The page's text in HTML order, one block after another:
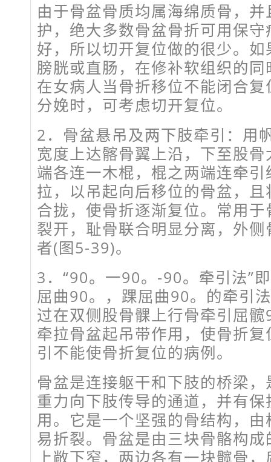
由于骨盆骨质均属海绵质骨，
护，绝大多数骨盆骨折可用保
好，所以切开复位做的很少。
膀胱或直肠，在修补软组织的
在女病人当骨折移位不能闭合
分娩时，可考虑切开复位。
2．骨盆悬吊及两下肢牵引：用
宽度上达髂骨翼上沿，下至股
端各连一木棍，棍之两端连牵
拉，以吊起向后移位的骨盆，
合拢，使骨折逐渐复位。常用
裂开，耻骨联合明显分离，外
者(图5-39)。
3．“90。一90。-90。牵引法”
屈曲90。，踝屈曲90。的牵引
过在双侧股骨髁上行骨牵引屈
牵拉骨盆起吊带作用，使骨折
引不能使骨折复位的病例。
骨盆是连接躯干和下肢的桥梁
重力向下肢传导的通道，并有
用。它是一个坚强的骨结构，
易折裂。骨盆是由三块骨骼构成
上敞下窄，两边各有一块髋骨